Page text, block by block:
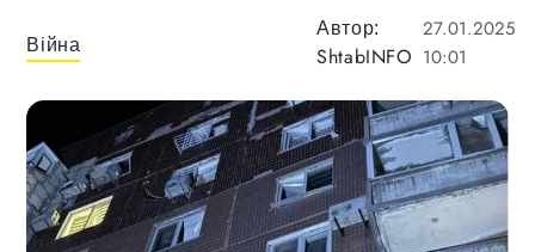
Війна
Автор:
ShtabINFO
27.01.2025
10:01